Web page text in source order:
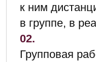
вы получаете
установленного
о
переподготовке